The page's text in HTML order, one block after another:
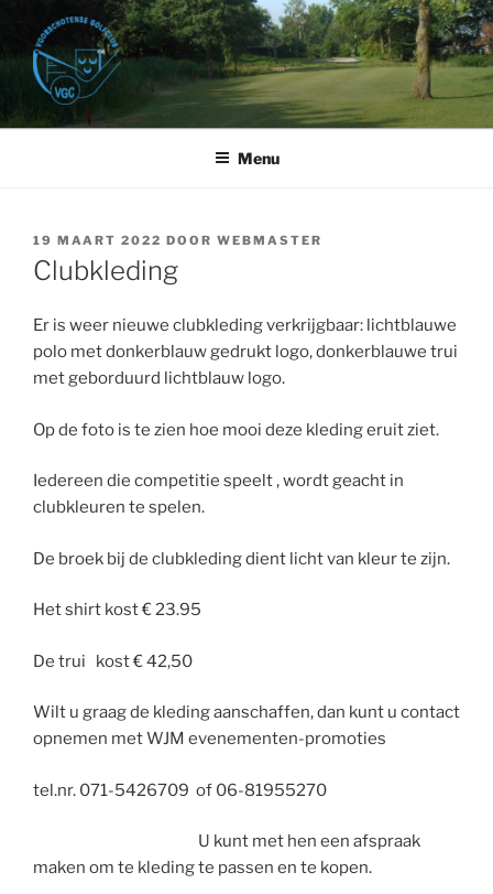
inhoud
VOORSCHOTENSE GOLFCLUB
Golfbaan Het Wedde – Voorschoten
Menu
GEPLAATST
OP
19 MAART 2022 DOOR WEBMASTER
Clubkleding
Er is weer nieuwe clubkleding verkrijgbaar: lichtblauwe
polo met donkerblauw gedrukt logo, donkerblauwe trui
met geborduurd lichtblauw logo.
Op de foto is te zien hoe mooi deze kleding eruit ziet.
Iedereen die competitie speelt , wordt geacht in
clubkleuren te spelen.
De broek bij de clubkleding dient licht van kleur te zijn.
Het shirt kost € 23.95
De trui kost € 42,50
Wilt u graag de kleding aanschaffen, dan kunt u contact
opnemen met WJM evenementen-promoties
tel.nr. ​​071-5426709 of 06-81955270
U kunt met hen een afspraak
maken om te kleding te passen en te kopen.